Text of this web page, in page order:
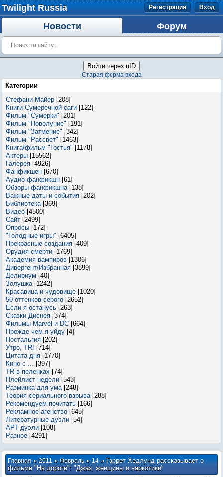
Twilight Russia Регистрация Вход
Новости Форум
Войти через uID
Старая форма входа
Категории
Стефани Майер [208]
Книги Сумеречной саги [122]
Фильм "Сумерки" [201]
Фильм "Новолуние" [191]
Фильм "Затмение" [342]
Фильм "Рассвет" [1463]
Книга/фильм "Гостья" [1178]
Актеры [15562]
Галерея [4926]
Фанфикшен [670]
Аудио-фанфикшн [61]
Обзоры фанфикшна [138]
Важные даты и события [202]
Библиотека [369]
Видео [4500]
Сайт [2499]
Опросы [172]
"Голодные игры" [6405]
Прекрасные создания [409]
Орудия смерти [1769]
Академия вампиров [1306]
Дивергент/Избранная [3899]
Делириум [40]
Золушка [1242]
Красавица и чудовище [1020]
50 оттенков серого [2652]
Если я останусь [263]
Сказки Диснея [374]
Фильмы Marvel и DC [664]
Прежде чем я уйду [4]
Ностальгия [202]
Утро, TR! [714]
Цитата дня [1770]
Кино с ... [397]
TR в пеленках [74]
Плейлист недели [543]
Разминка для ума [248]
Теория сериального взрыва [288]
Рекомендуем почитать [166]
Рекламное агенство [645]
Литературные дуэли [54]
АРТ-дуэли [108]
Разное [4291]
Главная»2011 » Февраль » 14» Гаррет Хедлунд рассказывает о
фильме "На дороге": "Джаз, женщины и наркотики"